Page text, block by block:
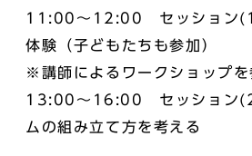
11:00～12:00 セッション
体験（子どもたちも参加）
※講師によるワークショップ
13:00～16:00 セッション
ムの組み立て方を考える